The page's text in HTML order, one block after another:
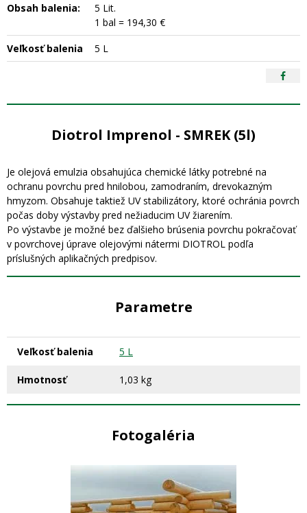
Obsah balenia:
5 Lit.
1 bal = 194,30 €
Veľkosť balenia
5 L
Diotrol Imprenol - SMREK (5l)
Je olejová emulzia obsahujúca chemické látky potrebné na
ochranu povrchu pred hnilobou, zamodraním, drevokazným
hmyzom. Obsahuje taktiež UV stabilizátory, ktoré ochránia povrch
počas doby výstavby pred nežiaducim UV žiarením.
Po výstavbe je možné bez ďalšieho brúsenia povrchu pokračovať
v povrchovej úprave olejovými nátermi DIOTROL podľa
príslušných aplikačných predpisov.
Parametre
Veľkosť balenia 5 L
Hmotnosť 1,03 kg
Fotogaléria